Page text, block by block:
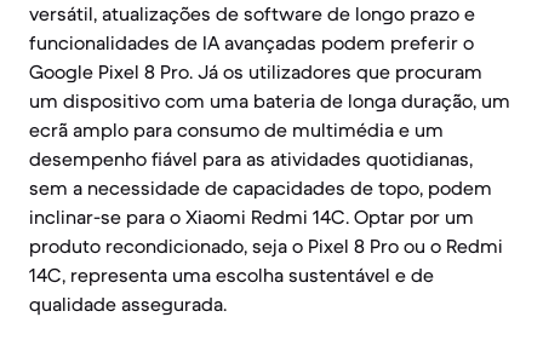
versátil, atualizações de software de longo prazo e
funcionalidades de IA avançadas podem preferir o
Google Pixel 8 Pro. Já os utilizadores que procuram
um dispositivo com uma bateria de longa duração, um
ecrã amplo para consumo de multimédia e um
desempenho fiável para as atividades quotidianas,
sem a necessidade de capacidades de topo, podem
inclinar-se para o Xiaomi Redmi 14C. Optar por um
produto recondicionado, seja o Pixel 8 Pro ou o Redmi
14C, representa uma escolha sustentável e de
qualidade assegurada.